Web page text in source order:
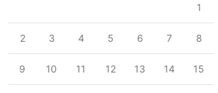
1
2 3 4 5 6 7 8
9 10 11 12 13 14 15